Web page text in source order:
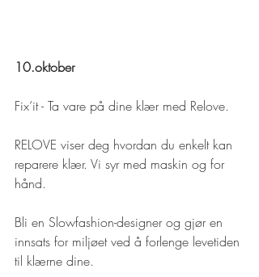
10.oktober
Fix’it - Ta vare på dine klær med Relove.
RELOVE viser deg hvordan du enkelt kan
reparere klær. Vi syr med maskin og for
hånd.
Bli en Slowfashion-designer og gjør en
innsats for miljøet ved å forlenge levetiden
til klærne dine.